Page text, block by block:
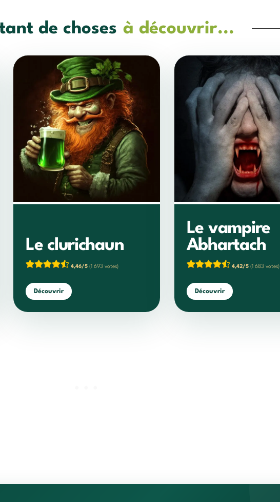
de choses à découvrir...
Le clurichaun
4,46/5(1 693 votes)
Découvrir
Le vampire
Abhartach
4,42/5(1 683 votes)
Découvrir